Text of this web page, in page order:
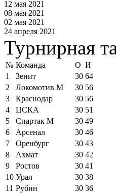
12 мая 2021
08 мая 2021
02 мая 2021
24 апреля 2021
Турнирная
№ Команда О И
1
Зенит 30 64
2
Локомотив М 30 56
3
Краснодар 30 56
4
ЦСКА 30 51
5
Спартак М 30 49
6
Арсенал 30 46
7
Оренбург 30 43
8
Ахмат 30 42
9
Ростов 30 41
10 Урал 30 38
11 Рубин 30 36